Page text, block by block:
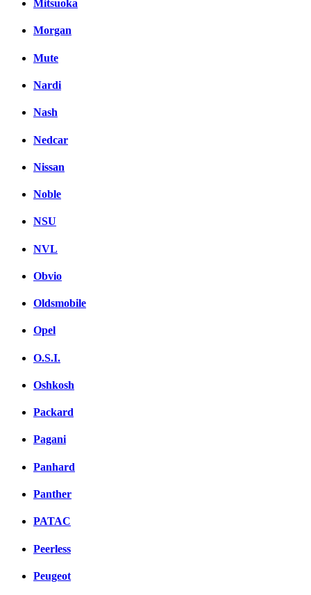
Mitsuoka
Morgan
Mute
Nardi
Nash
Nedcar
Nissan
Noble
NSU
NVL
Obvio
Oldsmobile
Opel
O.S.I.
Oshkosh
Packard
Pagani
Panhard
Panther
PATAC
Peerless
Peugeot